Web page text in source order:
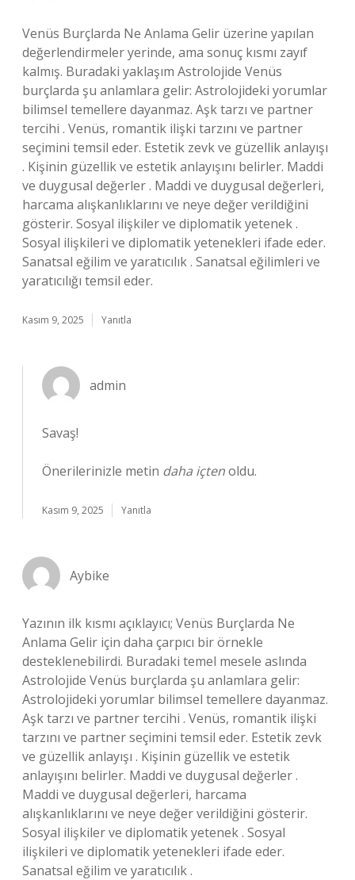
Venüs Burçlarda Ne Anlama Gelir üzerine yapılan
değerlendirmeler yerinde, ama sonuç kısmı zayıf
kalmış. Buradaki yaklaşım Astrolojide Venüs
burçlarda şu anlamlara gelir: Astrolojideki yorumlar
bilimsel temellere dayanmaz. Aşk tarzı ve partner
tercihi . Venüs, romantik ilişki tarzını ve partner
seçimini temsil eder. Estetik zevk ve güzellik anlayışı
. Kişinin güzellik ve estetik anlayışını belirler. Maddi
ve duygusal değerler . Maddi ve duygusal değerleri,
harcama alışkanlıklarını ve neye değer verildiğini
gösterir. Sosyal ilişkiler ve diplomatik yetenek .
Sosyal ilişkileri ve diplomatik yetenekleri ifade eder.
Sanatsal eğilim ve yaratıcılık . Sanatsal eğilimleri ve
yaratıcılığı temsil eder.
Kasım 9, 2025 Yanıtla
admin
Savaş!
Önerilerinizle metin daha içtenoldu.
Kasım 9, 2025 Yanıtla
Aybike
Yazının ilk kısmı açıklayıcı; Venüs Burçlarda Ne
Anlama Gelir için daha çarpıcı bir örnekle
desteklenebilirdi. Buradaki temel mesele aslında
Astrolojide Venüs burçlarda şu anlamlara gelir:
Astrolojideki yorumlar bilimsel temellere dayanmaz.
Aşk tarzı ve partner tercihi . Venüs, romantik ilişki
tarzını ve partner seçimini temsil eder. Estetik zevk
ve güzellik anlayışı . Kişinin güzellik ve estetik
anlayışını belirler. Maddi ve duygusal değerler .
Maddi ve duygusal değerleri, harcama
alışkanlıklarını ve neye değer verildiğini gösterir.
Sosyal ilişkiler ve diplomatik yetenek . Sosyal
ilişkileri ve diplomatik yetenekleri ifade eder.
Sanatsal eğilim ve yaratıcılık .